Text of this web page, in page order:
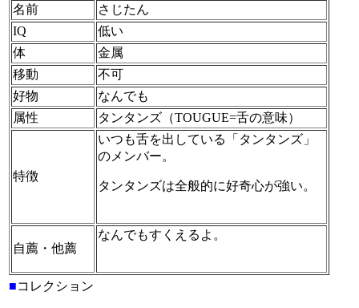
名前
さじたん
IQ
低い
体
金属
移動
不可
好物
なんでも
属性
タンタンズ（TOUGUE=舌の意味）
特徴
いつも舌を出している「タンタンズ」
のメンバー。
タンタンズは全般的に好奇心が強い。
自薦・他薦
なんでもすくえるよ。
■コレクション